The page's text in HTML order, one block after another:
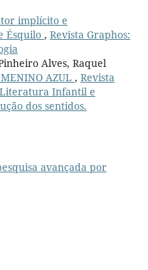
implícito e
Ésquilo , Revista Graphos:
Alves, Raquel
AZUL , Revista
Literatura Infantil e
dos sentidos.
avançada por